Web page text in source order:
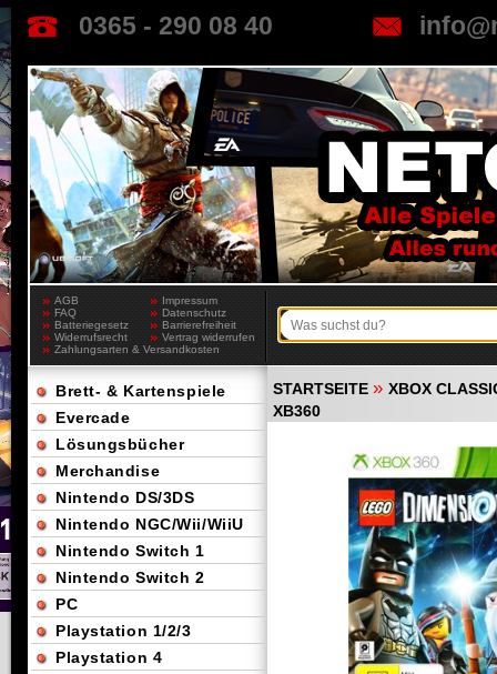
0365 - 290 08 40
AGB
Impressum
FAQ
Datenschutz
Batteriegesetz
Barrierefreiheit
Widerrufsrecht
Vertrag widerrufen
Zahlungsarten & Versandkosten
STARTSEITE » XBOX
XB360
Brett- & Kartenspiele
Evercade
Lösungsbücher
Merchandise
Nintendo DS/3DS
Nintendo NGC/Wii/WiiU
Nintendo Switch 1
Nintendo Switch 2
PC
Playstation 1/2/3
Playstation 4